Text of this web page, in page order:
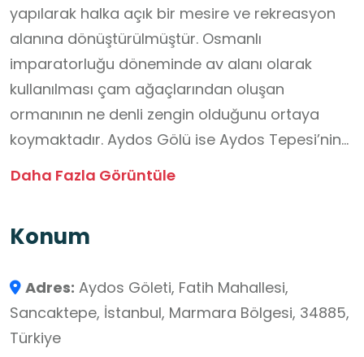
yapılarak halka açık bir mesire ve rekreasyon
alanına dönüştürülmüştür. Osmanlı
imparatorluğu döneminde av alanı olarak
kullanılması çam ağaçlarından oluşan
ormanının ne denli zengin olduğunu ortaya
koymaktadır. Aydos Gölü ise Aydos Tepesi’nin
tam zıttı istikamette bulunmaktadır. 4 farklı giriş
ile küçük bir Uzun Göl manzarası
özellikle hafta sonları doğa yürüyüşü, piknik ve
fotoğrafçılık için tercih edilebilir. Bölgede ördek,
kaz, çeşitli su kuşları ve orman canlıları
Daha Fazla Görüntüle
Konum
Adres: Aydos Göleti, Fatih Mahallesi,
Sancaktepe, İstanbul, Marmara Bölgesi, 34885,
Türkiye